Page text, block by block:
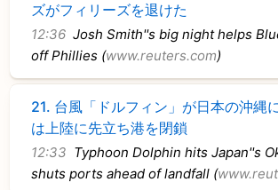
ズがフィリーズを退けた
12:36 Josh Smith''s big night helps
off Phillies (www.reuters.com)
21. 台風「ドルフィン」が日本の沖縄
は上陸に先立ち港を閉鎖
12:33 Typhoon Dolphin hits Japan''s
shuts ports ahead of landfall (